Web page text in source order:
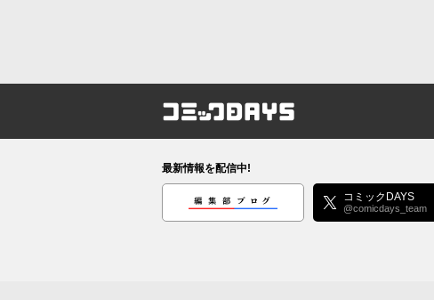
コミックDAYS
最新情報を配信中!
編集部ブログ コミックDAYS
@comicdays_team